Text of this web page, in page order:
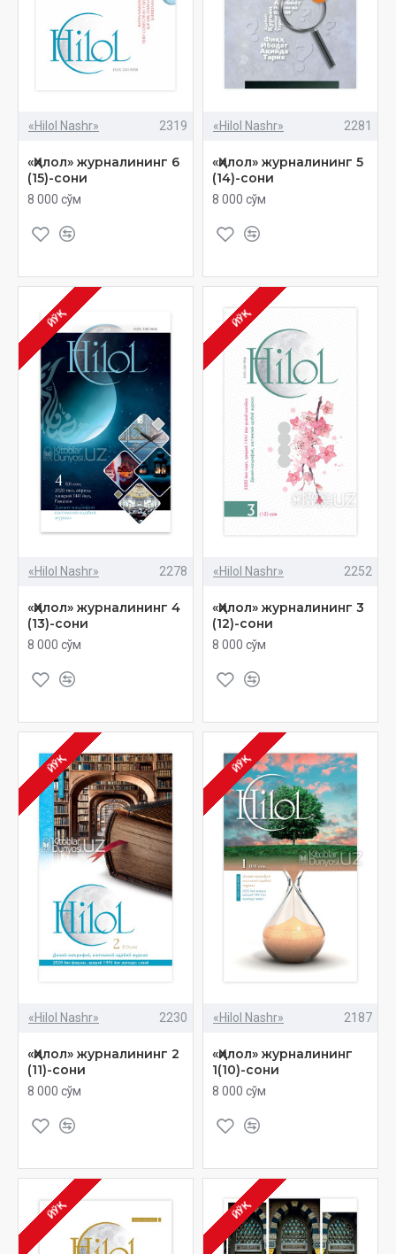
«Hilol Nashr» 2319
«Ҳилол» журналининг 6
(15)-сони
8 000 сўм
«Hilol Nashr» 2281
«Ҳилол» журналининг 5
(14)-сони
8 000 сўм
ЙЎҚ
«Hilol Nashr» 2278
«Ҳилол» журналининг 4
(13)-сони
8 000 сўм
ЙЎҚ
«Hilol Nashr» 2252
«Ҳилол» журналининг 3
(12)-сони
8 000 сўм
ЙЎҚ
«Hilol Nashr» 2230
«Ҳилол» журналининг 2
(11)-сони
8 000 сўм
ЙЎҚ
«Hilol Nashr» 2187
«Ҳилол» журналининг
1(10)-сони
8 000 сўм
ЙЎҚ ЙЎҚ